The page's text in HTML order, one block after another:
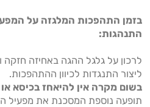
בזמן התהפכות המלגזה על
התנהגות:
לרכון על גלגל ההגה באחיזה
ליצור התנגדות לכיוון ההתהפכות.
בשום מקרה אין להיאחז בכיסא
תופעה נוספת המסכנת את